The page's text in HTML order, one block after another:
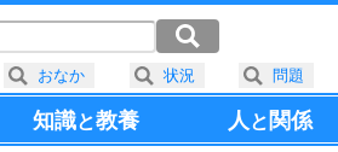
知識と教養 人と 関係
おなか 状況 問題